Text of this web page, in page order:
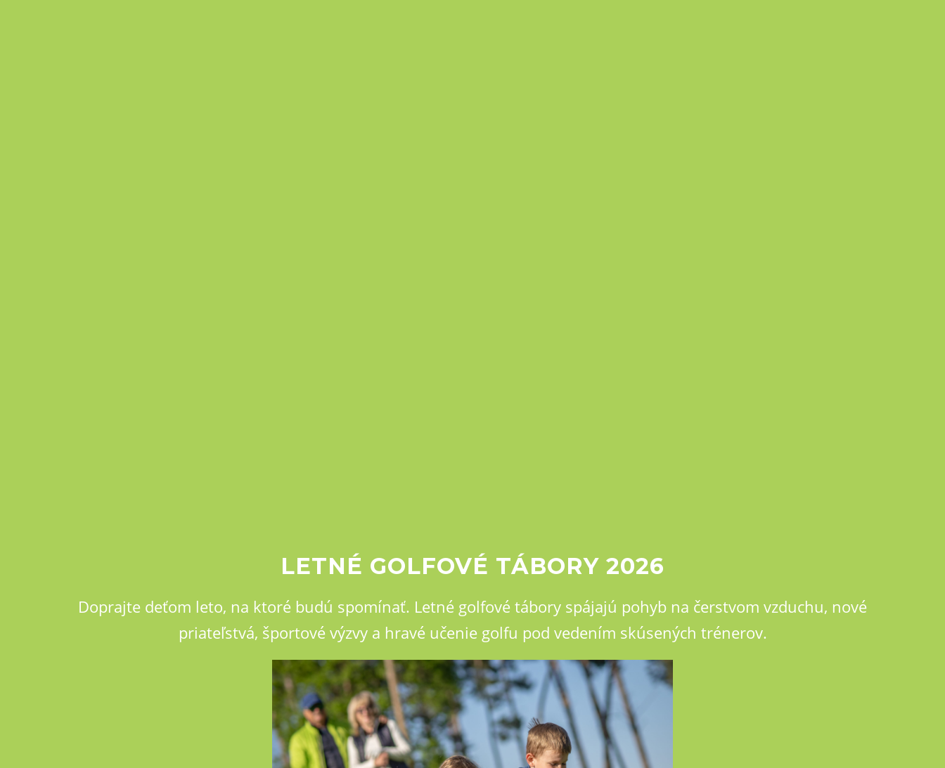
LETNÉ GOLFOVÉ TÁBORY 2026
Doprajte deťom leto, na ktoré budú spomínať. Letné golfové tábory spájajú pohyb na čerstvom vzduchu, nové
priateľstvá, športové výzvy a hravé učenie golfu pod vedením skúsených trénerov.